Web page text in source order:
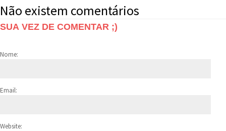
Não existem comentários
SUA VEZ DE COMENTAR ;)
Nome:
Email:
Website: